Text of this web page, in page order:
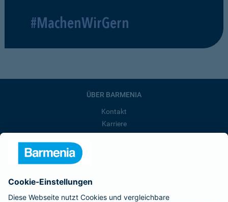
#MachenWirGern
ÜBER BARMENIA
Kontakt
Karriere
Barmenia ist Teil der BarmeniaGothaer